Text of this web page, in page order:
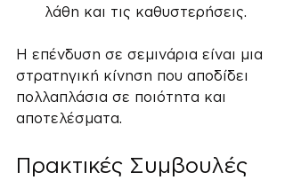
λάθη και τις καθυστερήσεις.
Η επένδυση σε σεμινάρια είναι μια
στρατηγική κίνηση που αποδίδει
πολλαπλάσια σε ποιότητα και
αποτελέσματα.
Πρακτικές Συμβουλές